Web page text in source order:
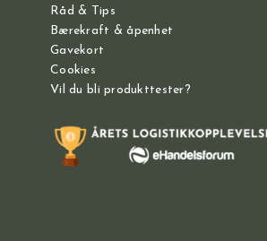
Råd & Tips
Bærekraft & åpenhet
Gavekort
Cookies
Vil du bli produkttester?